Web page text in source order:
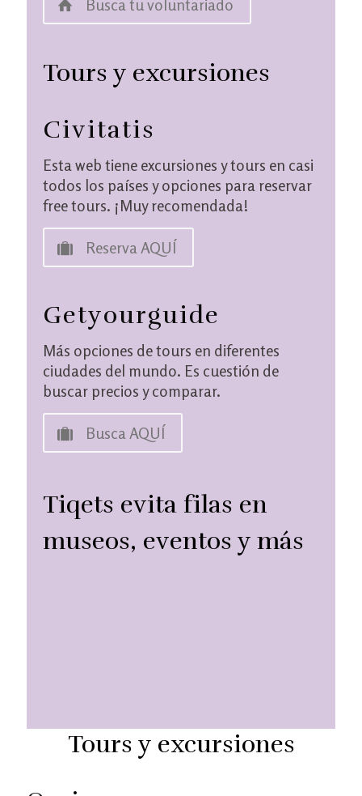
Busca tu voluntariado
Tours y excursiones
Civitatis
Esta web tiene excursiones y tours en casi
todos los países y opciones para reservar
free tours. ¡Muy recomendada!
Reserva AQUÍ
Getyourguide
Más opciones de tours en diferentes
ciudades del mundo. Es cuestión de
buscar precios y comparar.
Busca AQUÍ
Tiqets evita filas en
museos, eventos y más
Tours y excursiones